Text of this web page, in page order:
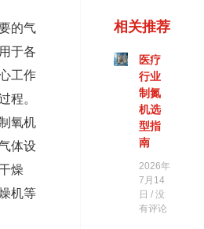
的气
于各
工作
程。
氧机
体设
燥
机等
相关推荐
医疗
行业
制氮
机选
型指
南
2026年
7月14
日 没
有评论